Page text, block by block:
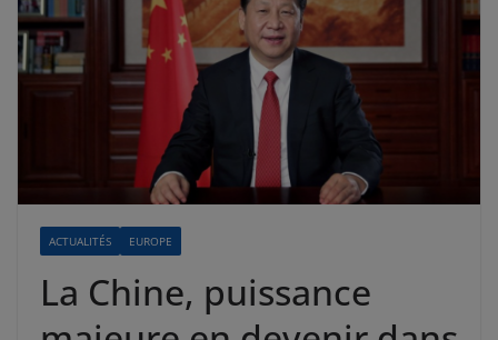
ACTUALITÉS EUROPE
La Chine, puissance